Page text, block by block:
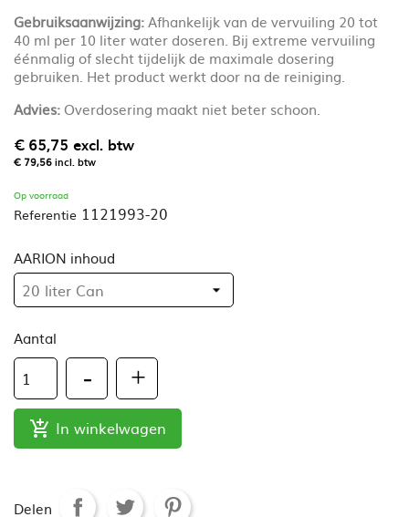
Gebruiksaanwijzing:Afhankelijk van de vervuiling 20 tot
40 ml per 10 liter water doseren. Bij extreme vervuiling
éénmalig of slecht tijdelijk de maximale dosering
gebruiken. Het product werkt door na de reiniging.
Advies:Overdosering maakt niet beter schoon.
€ 65,75 excl. btw
€ 79,56incl. btw
Op voorraad
Referentie 1121993-20
AARION inhoud
Aantal
 In winkelwagen
Delen